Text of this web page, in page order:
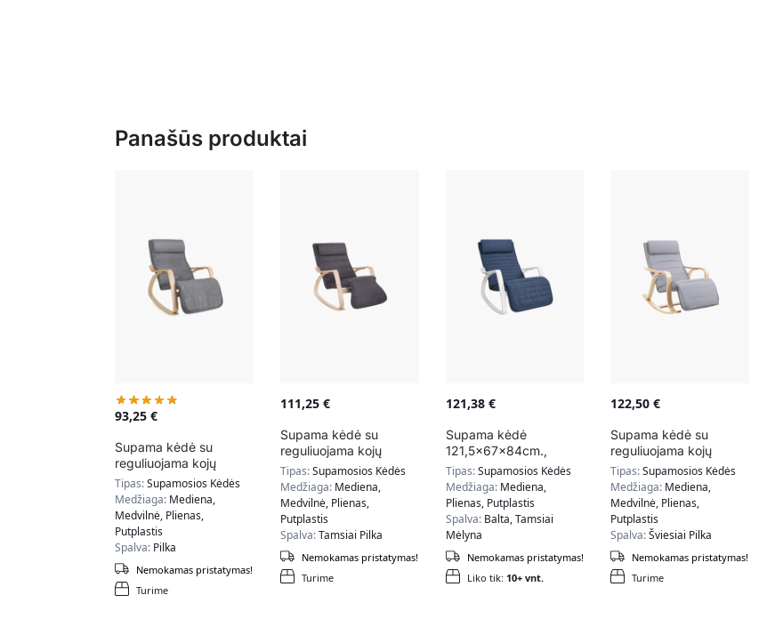
Panašūs produktai
93,25 €
Supama kėdė su
reguliuojama kojų
atrama LYY11G, pilka
Tipas:Supamosios Kėdės
Medžiaga: Mediena,
Medvilnė, Plienas,
Putplastis
Spalva: Pilka
Turime
Nemokamas pristatymas!
111,25 €
Supama kėdė su
reguliuojama kojų
atrama LYY42GYZ,
tamsiai pilkos spalvos
Tipas:Supamosios Kėdės
Medžiaga: Mediena,
Medvilnė, Plienas,
Putplastis
Spalva:Tamsiai Pilka
Turime
Nemokamas pristatymas!
121,38 €
Supama kėdė
121,5x67x84cm.,
baltos/tamsiai mėlynos
spalvos
Tipas:Supamosios Kėdės
Medžiaga: Mediena,
Plienas, Putplastis
Spalva: Balta, Tamsiai
Mėlyna
Liko tik: 10+ vnt.
Nemokamas pristatymas!
122,50€
Supama kėdė su
reguliuojama kojų
atrama LYY41G,
šviesiai pilka
Tipas:Supamosios Kėdės
Medžiaga: Mediena,
Medvilnė, Plienas,
Putplastis
Spalva:Šviesiai Pilka
Turime
Nemokamas pristatymas!